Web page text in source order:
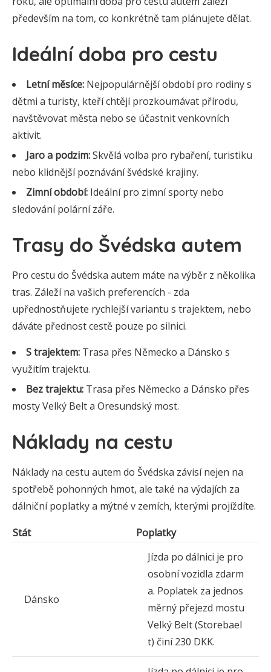
především na tom, co konkrétně tam plánujete dělat.
Ideální doba pro cestu
Letní měsíce: Nejpopulárnější období pro rodiny s
dětmi a turisty, kteří chtějí prozkoumávat přírodu,
navštěvovat města nebo se účastnit venkovních
aktivit.
Jaro a podzim:Skvělá volba pro rybaření, turistiku
nebo klidnější poznávání švédské krajiny.
Zimní období: Ideální pro zimní sporty nebo
sledování polární záře.
Trasy do Švédska autem
Pro cestu do Švédska autem máte na výběr z několika
tras. Záleží na vašich preferencích - zda
upřednostňujete rychlejší variantu s trajektem, nebo
dáváte přednost cestě pouze po silnici.
S trajektem: Trasa přes Německo a Dánsko s
využitím trajektu.
Bez trajektu: Trasa přes Německo a Dánsko přes
mosty Velký Belt a Oresundský most.
Náklady na cestu
Náklady na cestu autem do Švédska závisí nejen na
spotřebě pohonných hmot, ale také na výdajích za
dálniční poplatky a mýtné v zemích, kterými projíždíte.
Stát
Poplatky
Dánsko
Jízda po dálnici je pro
osobní vozidla zdarm
a. Poplatek za jednos
měrný přejezd mostu
Velký Belt (Storebael
t) činí 230 DKK.